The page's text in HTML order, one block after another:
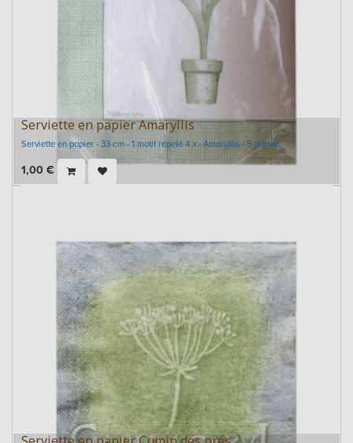
Serviette en papier Amaryllis
Serviette en papier - 33 cm - 1 motif répété 4 x - Amaryllis - 5 pièces
1,00 €